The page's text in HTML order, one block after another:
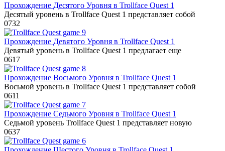
Прохождение Десятого Уровня в Trollface Quest 1
Десятый уровень в Trollface Quest 1 представляет собой
0732
Прохождение Девятого Уровня в Trollface Quest 1
Девятый уровень в Trollface Quest 1 предлагает еще
0617
Прохождение Восьмого Уровня в Trollface Quest 1
Восьмой уровень в Trollface Quest 1 представляет собой
0611
Прохождение Седьмого Уровня в Trollface Quest 1
Седьмой уровень Trollface Quest 1 представляет новую
0637